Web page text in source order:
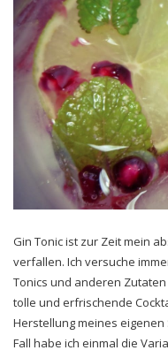
Gin Tonic ist zur Zeit mein
verfallen. Ich versuche
Tonics und anderen
tolle und erfrischende
Herstellung meines eigenen
Fall habe ich einmal die